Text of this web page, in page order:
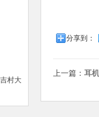
村大
分享到：
上一篇： 耳